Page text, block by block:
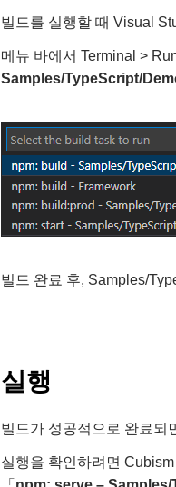
빌드를 실행할 때 Visual
메뉴 바에서 Terminal >
Samples/TypeScript/
빌드 완료 후, Samples/
실행
빌드가 성공적으로 완료되
실행을 확인하려면